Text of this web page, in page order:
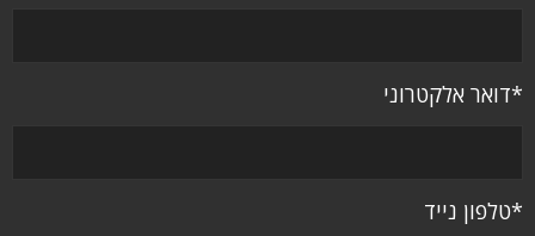
*דואר אלקטרוני
*טלפון נייד